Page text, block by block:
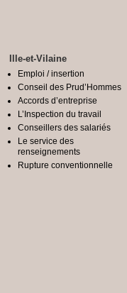
Ille-et-Vilaine
Emploi / insertion
Conseil des Prud’Hommes
Accords d’entreprise
L’Inspection du travail
Conseillers des salariés
Le service des
renseignements
Rupture conventionnelle